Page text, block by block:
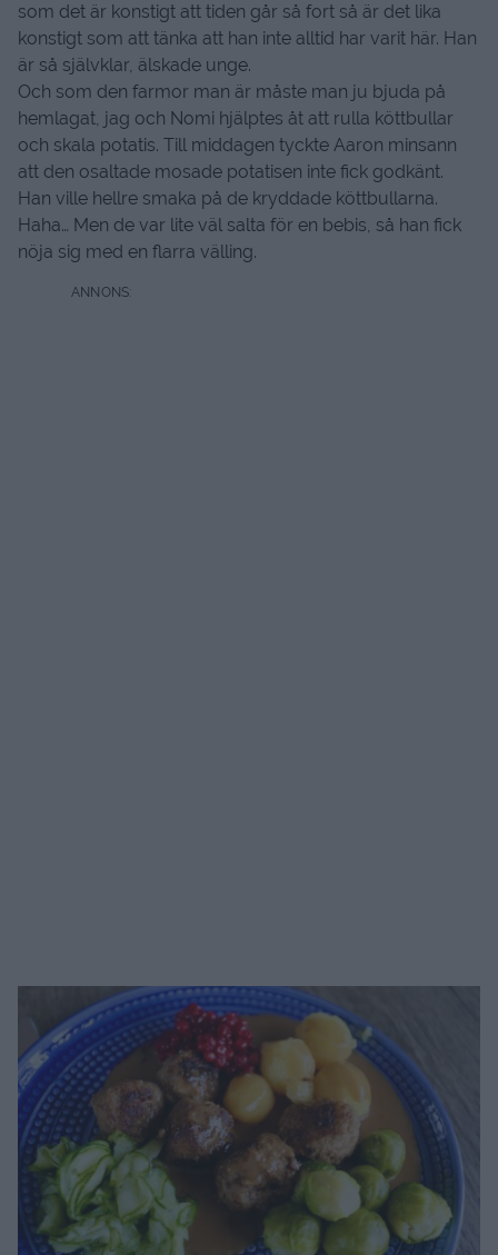
som det är konstigt att tiden går så fort så är det lika
konstigt som att tänka att han inte alltid har varit här. Han
är så självklar, älskade unge.
Och som den farmor man är måste man ju bjuda på
hemlagat, jag och Nomi hjälptes åt att rulla köttbullar
och skala potatis. Till middagen tyckte Aaron minsann
att den osaltade mosade potatisen inte fick godkänt.
Han ville hellre smaka på de kryddade köttbullarna.
Haha… Men de var lite väl salta för en bebis, så han fick
nöja sig med en flarra välling.